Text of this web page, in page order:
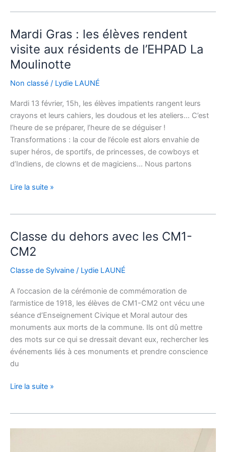
Mardi Gras : les élèves rendent
visite aux résidents de l’EHPAD La
Moulinotte
Non classé / Lydie LAUNÉ
Mardi 13 février, 15h, les élèves impatients rangent leurs
crayons et leurs cahiers, les doudous et les ateliers… C’est
l’heure de se préparer, l’heure de se déguiser !
Transformations : la cour de l’école est alors envahie de
super héros, de sportifs, de princesses, de cowboys et
d’Indiens, de clowns et de magiciens… Nous partons
Mardi
Gras
les
élèves
visite
aux
résidents
de
l’EHPAD
La
Lire la suite »
Classe du dehors avec les CM1-
CM2
Classe de Sylvaine / Lydie LAUNÉ
A l’occasion de la cérémonie de commémoration de
l’armistice de 1918, les élèves de CM1-CM2 ont vécu une
séance d’Enseignement Civique et Moral autour des
monuments aux morts de la commune. Ils ont dû mettre
des mots sur ce qui se dressait devant eux, rechercher les
événements liés à ces monuments et prendre conscience
du
Classe
du
dehors
avec
CM1-
CM2
Lire la suite »